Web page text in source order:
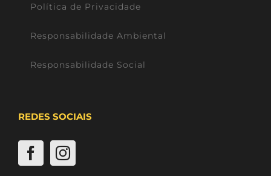
Política de Privacidade
Responsabilidade Ambiental
Responsabilidade Social
REDES SOCIAIS